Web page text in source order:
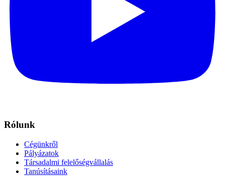
Rólunk
Cégünkről
Pályázatok
Társadalmi felelőségvállalás
Tanúsításaink